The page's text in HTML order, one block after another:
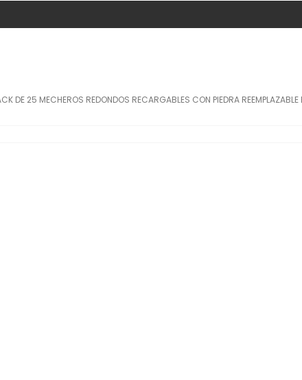
DE 25 MECHEROS REDONDOS RECARGABLES CON PIEDRA